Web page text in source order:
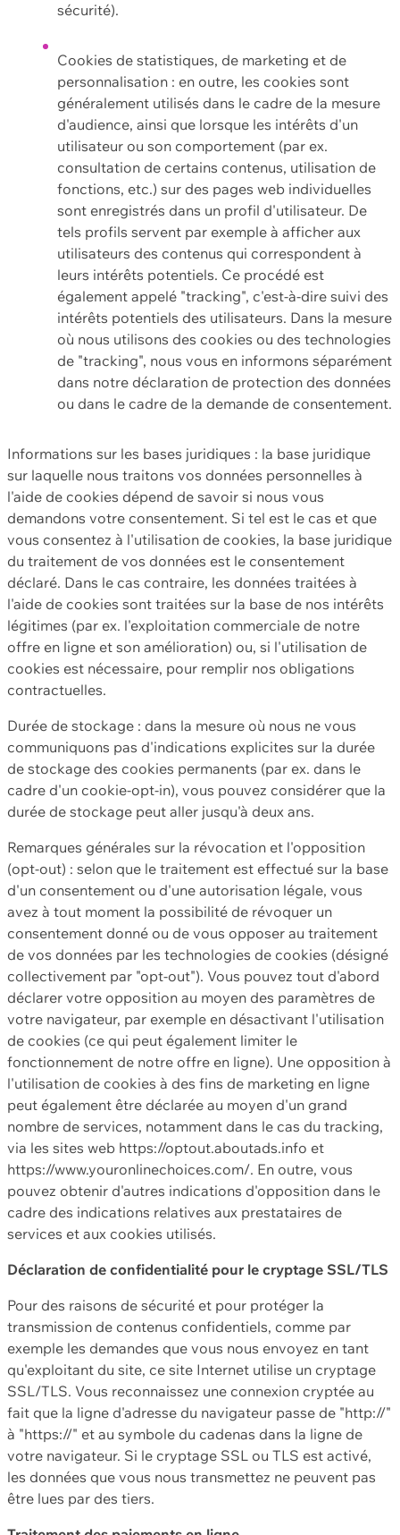
sécurité).
Cookies de statistiques, de marketing et de
personnalisation : en outre, les cookies sont
généralement utilisés dans le cadre de la mesure
d'audience, ainsi que lorsque les intérêts d'un
utilisateur ou son comportement (par ex.
consultation de certains contenus, utilisation de
fonctions, etc.) sur des pages web individuelles
sont enregistrés dans un profil d'utilisateur. De
tels profils servent par exemple à afficher aux
utilisateurs des contenus qui correspondent à
leurs intérêts potentiels. Ce procédé est
également appelé "tracking", c'est-à-dire suivi des
intérêts potentiels des utilisateurs. Dans la mesure
où nous utilisons des cookies ou des technologies
de "tracking", nous vous en informons séparément
dans notre déclaration de protection des données
ou dans le cadre de la demande de consentement.
Informations sur les bases juridiques : la base juridique
sur laquelle nous traitons vos données personnelles à
l'aide de cookies dépend de savoir si nous vous
demandons votre consentement. Si tel est le cas et que
vous consentez à l'utilisation de cookies, la base juridique
du traitement de vos données est le consentement
déclaré. Dans le cas contraire, les données traitées à
l'aide de cookies sont traitées sur la base de nos intérêts
légitimes (par ex. l'exploitation commerciale de notre
offre en ligne et son amélioration) ou, si l'utilisation de
cookies est nécessaire, pour remplir nos obligations
contractuelles.
Durée de stockage : dans la mesure où nous ne vous
communiquons pas d'indications explicites sur la durée
de stockage des cookies permanents (par ex. dans le
cadre d'un cookie-opt-in), vous pouvez considérer que la
durée de stockage peut aller jusqu'à deux ans.
Remarques générales sur la révocation et l'opposition
(opt-out) : selon que le traitement est effectué sur la base
d'un consentement ou d'une autorisation légale, vous
avez à tout moment la possibilité de révoquer un
consentement donné ou de vous opposer au traitement
de vos données par les technologies de cookies (désigné
collectivement par "opt-out"). Vous pouvez tout d'abord
déclarer votre opposition au moyen des paramètres de
votre navigateur, par exemple en désactivant l'utilisation
de cookies (ce qui peut également limiter le
fonctionnement de notre offre en ligne). Une opposition à
l'utilisation de cookies à des fins de marketing en ligne
peut également être déclarée au moyen d'un grand
nombre de services, notamment dans le cas du tracking,
via les sites web https://optout.aboutads.info et
https://www.youronlinechoices.com/. En outre, vous
pouvez obtenir d'autres indications d'opposition dans le
cadre des indications relatives aux prestataires de
services et aux cookies utilisés.
Déclaration de confidentialité pour le cryptage SSL/TLS
Pour des raisons de sécurité et pour protéger la
transmission de contenus confidentiels, comme par
exemple les demandes que vous nous envoyez en tant
qu'exploitant du site, ce site Internet utilise un cryptage
SSL/TLS. Vous reconnaissez une connexion cryptée au
fait que la ligne d'adresse du navigateur passe de "http://"
à "https://" et au symbole du cadenas dans la ligne de
votre navigateur. Si le cryptage SSL ou TLS est activé,
les données que vous nous transmettez ne peuvent pas
être lues par des tiers.